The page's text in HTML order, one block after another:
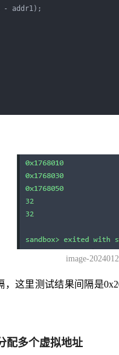
- addr1);
image-
这里测试结果间隔是
配多个虚拟地址